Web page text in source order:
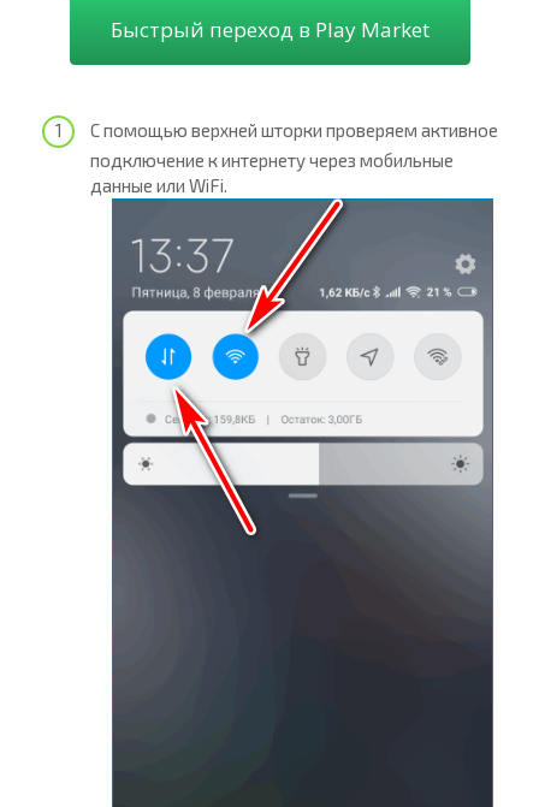
Быстрый переход в Play Market
С помощью верхней шторки проверяем активное
подключение к интернету через мобильные
данные или WiFi.